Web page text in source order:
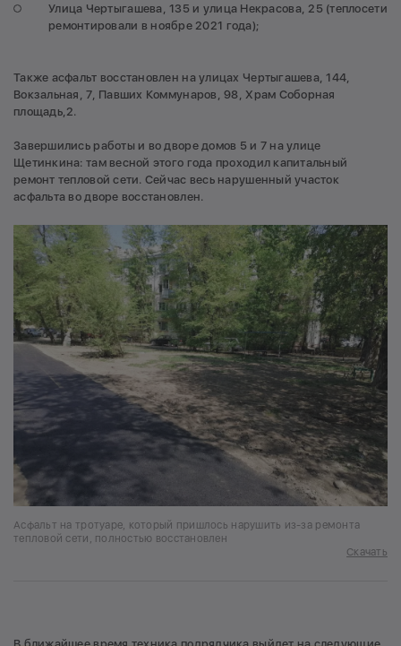
Улица Чертыгашева, 135 и улица Некрасова, 25 (теплосети
ремонтировали в ноябре 2021 года);
Также асфальт восстановлен на улицах Чертыгашева, 144,
Вокзальная, 7, Павших Коммунаров, 98, Храм Соборная
площадь,2.
Завершились работы и во дворе домов 5 и 7 на улице
Щетинкина: там весной этого года проходил капитальный
ремонт тепловой сети. Сейчас весь нарушенный участок
асфальта во дворе восстановлен.
Асфальт на тротуаре, который пришлось нарушить из-за ремонта
тепловой сети, полностью восстановлен
Скачать